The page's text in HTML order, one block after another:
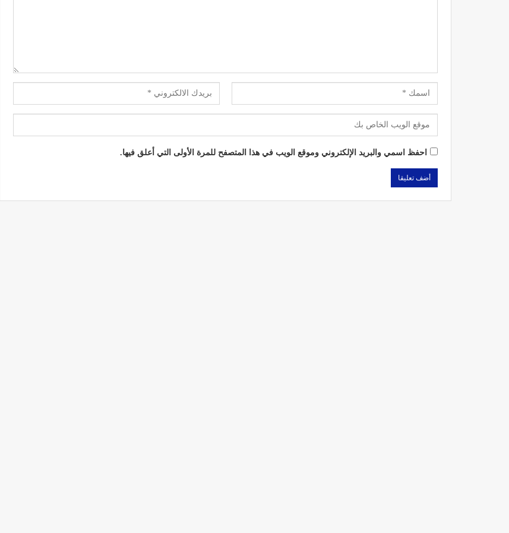
احفظ اسمي والبريد الإلكتروني وموقع الويب في هذا المتصفح للمرة الأولى التي أعلق فيها.
مصحة الجامعة بأكادير.. منشأة طبيـة بمعايير
استشفائية دولية
ديسمبر 20, 2022